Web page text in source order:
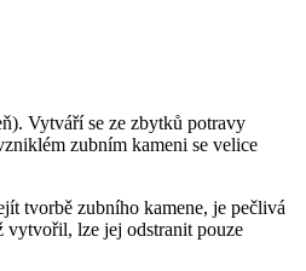
Vytváří se ze zbytků potravy
zubním kameni se velice
tvorbě zubního kamene, je pečlivá
vytvořil, lze jej odstranit pouze